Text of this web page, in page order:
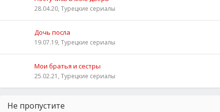
28.04.20, Турецкие сериалы
Дочь посла
19.07.19, Турецкие сериалы
Мои братья и сестры
25.02.21, Турецкие сериалы
Не пропустите